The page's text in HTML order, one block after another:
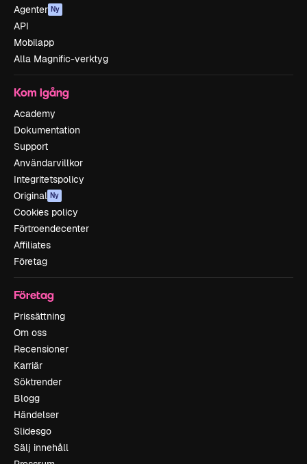
Agenter Ny
API
Mobilapp
Alla Magnific-verktyg
Kom igång
Academy
Dokumentation
Support
Användarvillkor
Integritetspolicy
Original Ny
Cookies policy
Förtroendecenter
Affiliates
Företag
Företag
Prissättning
Om oss
Recensioner
Karriär
Söktrender
Blogg
Händelser
Slidesgo
Sälj innehåll